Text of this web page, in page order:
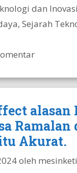
dan Inovasi
, Sejarah
alasan
Ramalan
Akurat.
oleh